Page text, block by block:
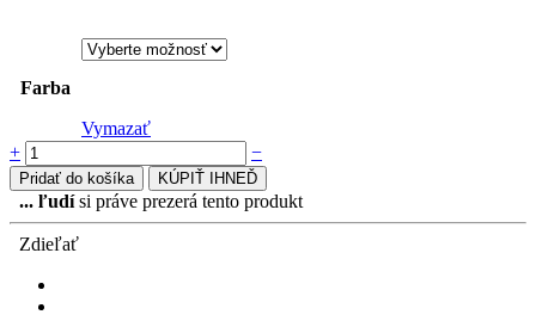
Farba
Vymazať
+
−
Pridať do košíka KÚPIŤ IHNEĎ
... ľudísi práve prezerá tento produkt
Zdieľať